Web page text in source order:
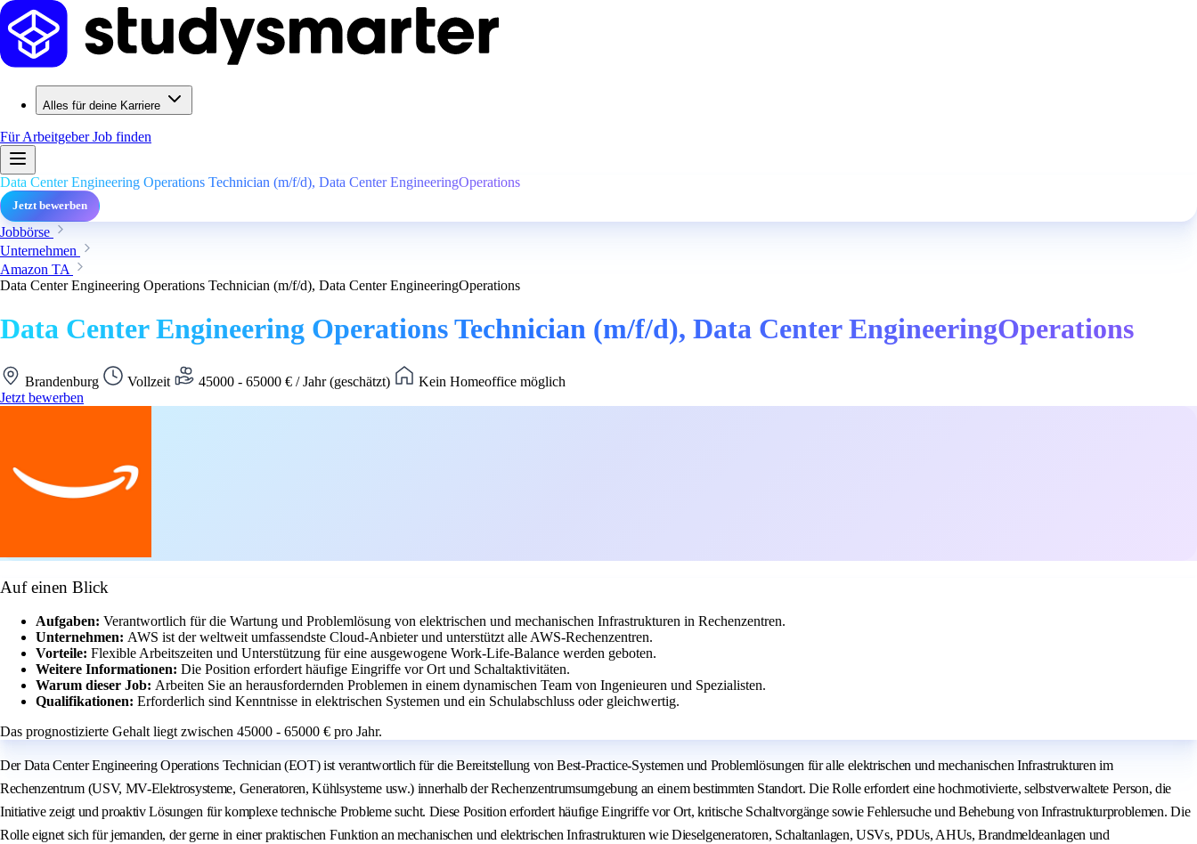
Alles für deine Karriere
Für ArbeitgeberJob finden
Data Center Engineering Operations Technician (m/f/d), Data Center EngineeringOperations
Jetzt bewerben
Jobbörse
Unternehmen
Amazon TA
Data Center Engineering Operations Technician (m/f/d), Data Center EngineeringOperations
Data Center Engineering Operations Technician (m/f/d), Data Center EngineeringOperations
Brandenburg Vollzeit 45000 - 65000 € / Jahr (geschätzt)
Kein Homeoffice möglich
Jetzt bewerben
Auf einen Blick
Aufgaben: Verantwortlich für die Wartung und Problemlösung von elektrischen und mechanischen Infrastrukturen in Rechenzentren.
Unternehmen: AWS ist der weltweit umfassendste Cloud-Anbieter und unterstützt alle AWS-Rechenzentren.
Vorteile: Flexible Arbeitszeiten und Unterstützung für eine ausgewogene Work-Life-Balance werden geboten.
Weitere Informationen: Die Position erfordert häufige Eingriffe vor Ort und Schaltaktivitäten.
Warum dieser Job: Arbeiten Sie an herausfordernden Problemen in einem dynamischen Team von Ingenieuren und Spezialisten.
Qualifikationen: Erforderlich sind Kenntnisse in elektrischen Systemen und ein Schulabschluss oder gleichwertig.
Das prognostizierte Gehalt liegt zwischen 45000 - 65000 € pro Jahr.
Der Data Center Engineering Operations Technician (EOT) ist verantwortlich für die Bereitstellung von Best-Practice-Systemen und Problemlösungen für alle elektrischen und mechanischen Infrastrukturen im
Rechenzentrum (USV, MV-Elektrosysteme, Generatoren, Kühlsysteme usw.) innerhalb der Rechenzentrumsumgebung an einem bestimmten Standort. Die Rolle erfordert eine hochmotivierte, selbstverwaltete Person, die
Initiative zeigt und proaktiv Lösungen für komplexe technische Probleme sucht. Diese Position erfordert häufige Eingriffe vor Ort, kritische Schaltvorgänge sowie Fehlersuche und Behebung von Infrastrukturproblemen. Die
Rolle eignet sich für jemanden, der gerne in einer praktischen Funktion an mechanischen und elektrischen Infrastrukturen wie Dieselgeneratoren, Schaltanlagen, USVs, PDUs, AHUs, Brandmeldeanlagen und